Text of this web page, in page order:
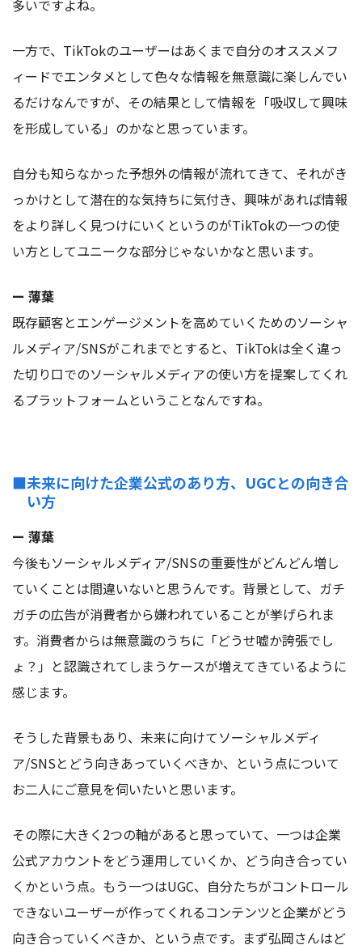
多いですよね。
一方で、TikTokのユーザーはあくまで自分のオススメフ
ィードでエンタメとして色々な情報を無意識に楽しんでい
るだけなんですが、その結果として情報を「吸収して興味
を形成している」のかなと思っています。
自分も知らなかった予想外の情報が流れてきて、それがき
っかけとして潜在的な気持ちに気付き、興味があれば情報
をより詳しく見つけにいくというのがTikTokの一つの使
い方としてユニークな部分じゃないかなと思います。
ー 薄葉
既存顧客とエンゲージメントを高めていくためのソーシャ
ルメディア/SNSがこれまでとすると、TikTokは全く違っ
た切り口でのソーシャルメディアの使い方を提案してくれ
るプラットフォームということなんですね。
■未来に向けた企業公式のあり方、UGCとの向き合
い方
ー 薄葉
今後もソーシャルメディア/SNSの重要性がどんどん増し
ていくことは間違いないと思うんです。背景として、ガチ
ガチの広告が消費者から嫌われていることが挙げられま
す。消費者からは無意識のうちに「どうせ嘘か誇張でし
ょ？」と認識されてしまうケースが増えてきているように
感じます。
そうした背景もあり、未来に向けてソーシャルメディ
ア/SNSとどう向きあっていくべきか、という点について
お二人にご意見を伺いたいと思います。
その際に大きく2つの軸があると思っていて、一つは企業
公式アカウントをどう運用していくか、どう向き合ってい
くかという点。もう一つはUGC、自分たちがコントロール
できないユーザーが作ってくれるコンテンツと企業がどう
向き合っていくべきか、という点です。まず弘岡さんはど